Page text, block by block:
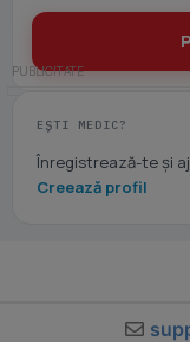
EȘTI MEDIC?
Înregistrează-te și
Creează profil